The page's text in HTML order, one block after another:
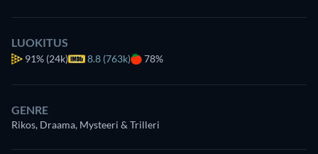
LUOKITUS
91% (24k) 8.8 (763k) 78%
GENRE
Rikos, Draama, Mysteeri & Trilleri